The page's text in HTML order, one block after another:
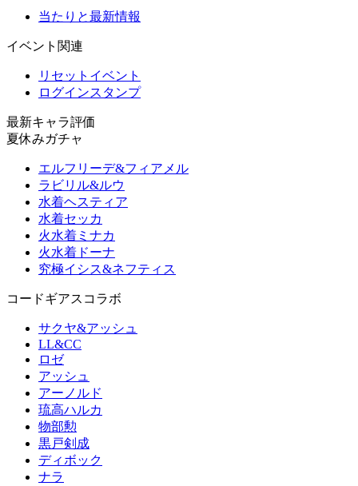
当たりと最新情報
イベント関連
リセットイベント
ログインスタンプ
最新キャラ評価
夏休みガチャ
エルフリーデ&フィアメル
ラビリル&ルウ
水着ヘスティア
水着セッカ
火水着ミナカ
火水着ドーナ
究極イシス&ネフティス
コードギアスコラボ
サクヤ&アッシュ
LL&CC
ロゼ
アッシュ
アーノルド
琉高ハルカ
物部勲
黒戸剣成
ディボック
ナラ